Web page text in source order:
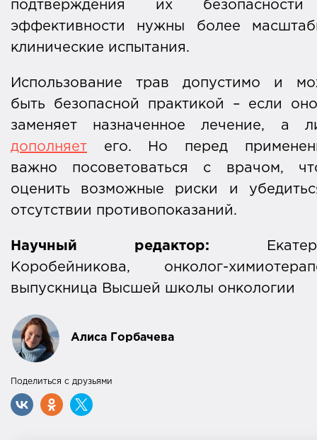
подтверждения их
эффективности нужны более
клинические испытания.
Использование трав допустимо и
быть безопасной практикой – если
заменяет назначенное лечение, а
дополняет его. Но перед
важно посоветоваться с врачом,
оценить возможные риски и
отсутствии противопоказаний.
Научный редактор:
Коробейникова, онколог-
выпускница Высшей школы онкологии
Алиса Горбачева
Поделиться с друзьями